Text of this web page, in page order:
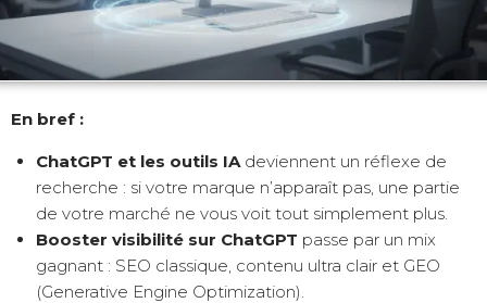
En bref :
ChatGPT et les outils IAdeviennent un réflexe de
recherche : si votre marque n’apparaît pas, une partie
de votre marché ne vous voit tout simplement plus.
Booster visibilité sur ChatGPT passe par un mix
gagnant : SEO classique, contenu ultra clair et GEO
(Generative Engine Optimization).